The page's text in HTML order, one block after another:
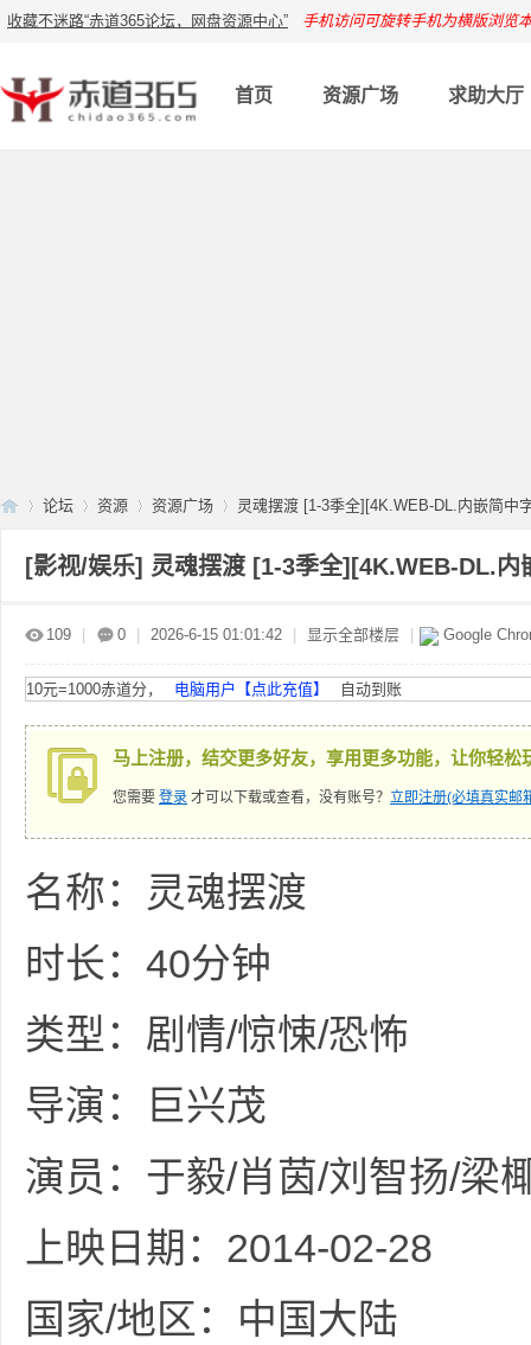
收藏不迷路“赤道365论坛，网盘资源中心” 手机访问可旋转手机为横版浏览
首页 资源广场 求助大厅
论坛 资源 资源广场 灵魂摆渡 [1-3季全][4K.WEB-DL.内嵌简中
[影视/娱乐] 灵魂摆渡 [1-3季全][4K.WEB-DL.
109 0 2026-6-15 01:01:42 显示全部楼层 Google
10元=1000赤道分， 电脑用户【点此充值】 自动到账
马上注册，结交更多好友，享用更多功能，让你轻松
您需要 登录 才可以下载或查看，没有账号？ 立即注册(必填真实邮
名称：灵魂摆渡
时长：40分钟
类型：剧情/惊悚/恐怖
导演：巨兴茂
演员：于毅/肖茵/刘智扬/梁
上映日期：2014-02-28
国家/地区：中国大陆